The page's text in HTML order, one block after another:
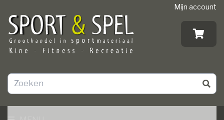
Mijn account